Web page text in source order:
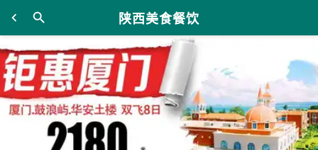
陕西美食餐饮